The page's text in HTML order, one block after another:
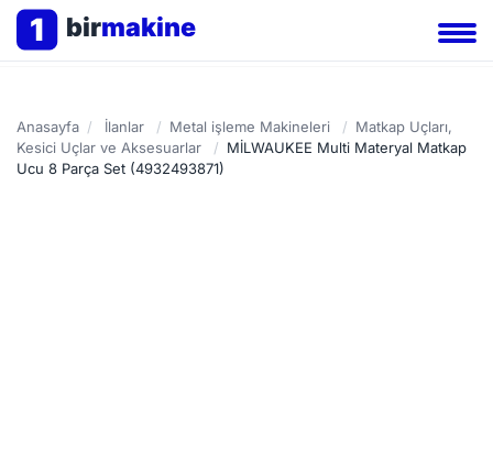
1 birmakine
Anasayfa / İlanlar / Metal işleme Makineleri / Matkap Uçları,
Kesici Uçlar ve Aksesuarlar
/ MİLWAUKEE Multi Materyal Matkap
Ucu 8 Parça Set (4932493871)